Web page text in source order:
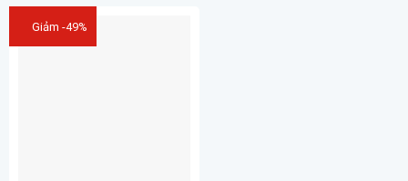
Giảm -49%